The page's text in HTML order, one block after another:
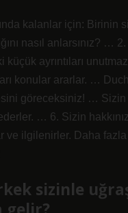
kalanlar için: Birinin
nasıl anlarsınız? …
küçük ayrıntıları
konular ararlar. …
göreceksiniz! … Sizin
… 6. Sizin
ve ilgilenirler. Daha
sizinle